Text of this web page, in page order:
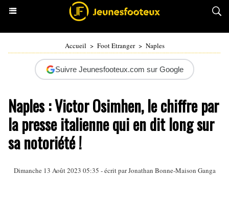
Accueil > Foot Etranger > Naples
Suivre Jeunesfooteux.com sur Google
Naples : Victor Osimhen, le chiffre par
la presse italienne qui en dit long sur
sa notoriété !
Dimanche 13 Août 2023 05:35 - écrit parJonathan Bonne-Maison Ganga